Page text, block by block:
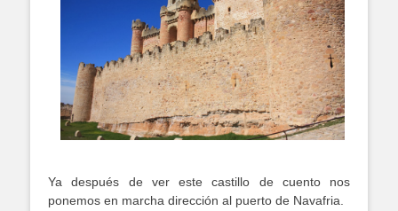
Ya después de ver este castillo de cuento nos
ponemos en marcha dirección al puerto de Navafria.